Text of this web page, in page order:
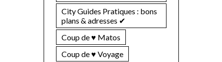
City Guides Pratiques : bons
plans & adresses ✔︎
Coup de ♥ Matos
Coup de ♥ Voyage